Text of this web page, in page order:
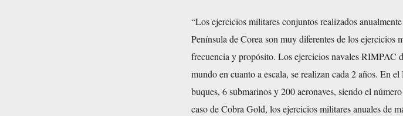
“Los ejercicios militares conjuntos realizados
Península de Corea son muy diferentes de los ejercicios
frecuencia y propósito. Los ejercicios navales RIMPAC
mundo en cuanto a escala, se realizan cada 2 años. En
buques, 6 submarinos y 200 aeronaves, siendo el
caso de Cobra Gold, los ejercicios militares anuales de